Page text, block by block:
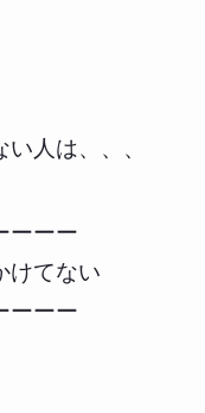
人は、、、
ーーー
けてない
ーーー